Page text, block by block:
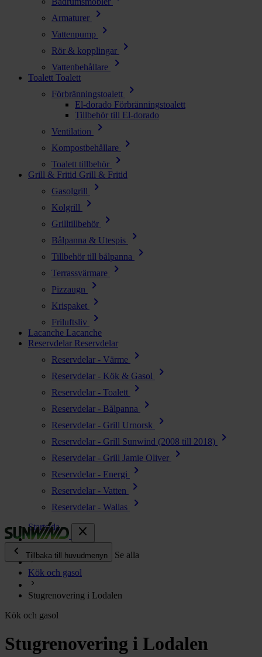
Armaturer chevron_right
Vattenpump chevron_right
Rör & kopplingar chevron_right
Vattenbehållare chevron_right
Toalett Toalett
Förbränningstoalett
chevron_right
El-dorado Förbränningstoalett
Tillbehör till El-dorado
Ventilation
chevron_right
Kompostbehållare chevron_right
Toalett tillbehör chevron_right
Grill & Fritid Grill & Fritid
Gasolgrill
chevron_right
Kolgrill chevron_right
Grilltillbehör chevron_right
Bålpanna & Utespis chevron_right
Tillbehör till bålpanna chevron_right
Terrassvärmare chevron_right
Pizzaugn chevron_right
Krispaket chevron_right
Friluftsliv chevron_right
Lacanche Lacanche
Reservdelar Reservdelar
Reservdelar - Värme
chevron_right
Reservdelar - Kök & Gasol chevron_right
Reservdelar - Toalett chevron_right
Reservdelar - Bålpanna chevron_right
Reservdelar - Grill Urnorsk chevron_right
Reservdelar - Grill Sunwind (2008 till 2018) chevron_right
Reservdelar - Grill Jamie Oliver chevron_right
Reservdelar - Energi chevron_right
Reservdelar - Vatten chevron_right
Reservdelar - Wallas
chevron_right
close
chevron_left
Tillbaka till huvudmenyn Se alla
Energi chevron_right
chevron_right
Värme chevron_right
Vatten chevron_right
Startsida
Kök och gasol
Stugrenovering i Lodalen
Kök och gasol
Stugrenovering i Lodalen